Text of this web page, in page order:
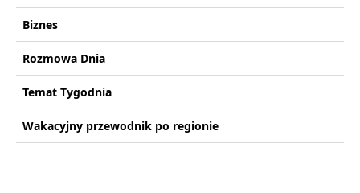
Biznes
Rozmowa Dnia
Temat Tygodnia
Wakacyjny przewodnik po regionie